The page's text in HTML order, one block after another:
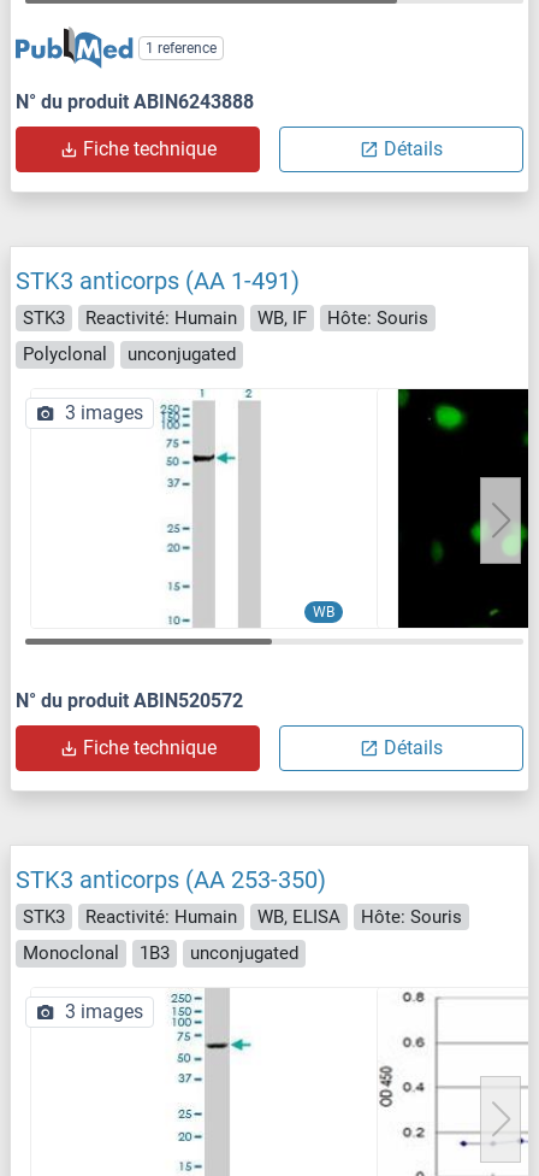
1 reference
N° du produit ABIN6243888
Fiche technique Détails
STK3 anticorps (AA 1-491)
STK3 Reactivité: Humain WB, IF
Hôte: Souris
Polyclonal
unconjugated
WB
3 images
N° du produit ABIN520572
Fiche technique Détails
STK3 anticorps (AA 253-350)
STK3 Reactivité: Humain WB, ELISA
Hôte: Souris
Monoclonal
1B3 unconjugated
3 images